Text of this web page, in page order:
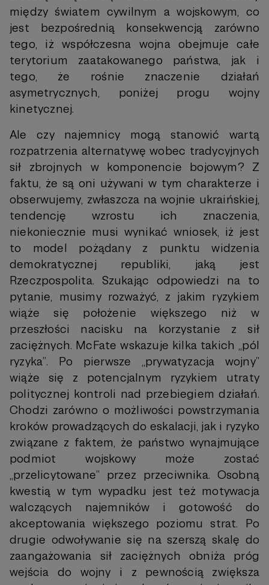
między światem cywilnym a wojskowym, co
jest bezpośrednią konsekwencją zarówno
tego, iż współczesna wojna obejmuje całe
terytorium zaatakowanego państwa, jak i
tego, że rośnie znaczenie działań
asymetrycznych, poniżej progu wojny
kinetycznej.
Ale czy najemnicy mogą stanowić wartą
rozpatrzenia alternatywę wobec tradycyjnych
sił zbrojnych w komponencie bojowym? Z
faktu, że są oni używani w tym charakterze i
obserwujemy, zwłaszcza na wojnie ukraińskiej,
tendencję wzrostu ich znaczenia,
niekoniecznie musi wynikać wniosek, iż jest
to model pożądany z punktu widzenia
demokratycznej republiki, jaką jest
Rzeczpospolita. Szukając odpowiedzi na to
pytanie, musimy rozważyć, z jakim ryzykiem
wiąże się położenie większego niż w
przeszłości nacisku na korzystanie z sił
zaciężnych. McFate wskazuje kilka takich „pól
ryzyka”. Po pierwsze „prywatyzacja wojny”
wiąże się z potencjalnym ryzykiem utraty
politycznej kontroli nad przebiegiem działań.
Chodzi zarówno o możliwości powstrzymania
kroków prowadzących do eskalacji, jak i ryzyko
związane z faktem, że państwo wynajmujące
podmiot wojskowy może zostać
„przelicytowane” przez przeciwnika. Osobną
kwestią w tym wypadku jest też motywacja
walczących najemników i gotowość do
akceptowania większego poziomu strat. Po
drugie odwoływanie się na szerszą skalę do
zaangażowania sił zaciężnych obniża próg
wejścia do wojny i z pewnością zwiększa